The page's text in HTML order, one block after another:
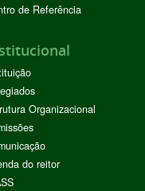
de Referência
Organizacional
do reitor